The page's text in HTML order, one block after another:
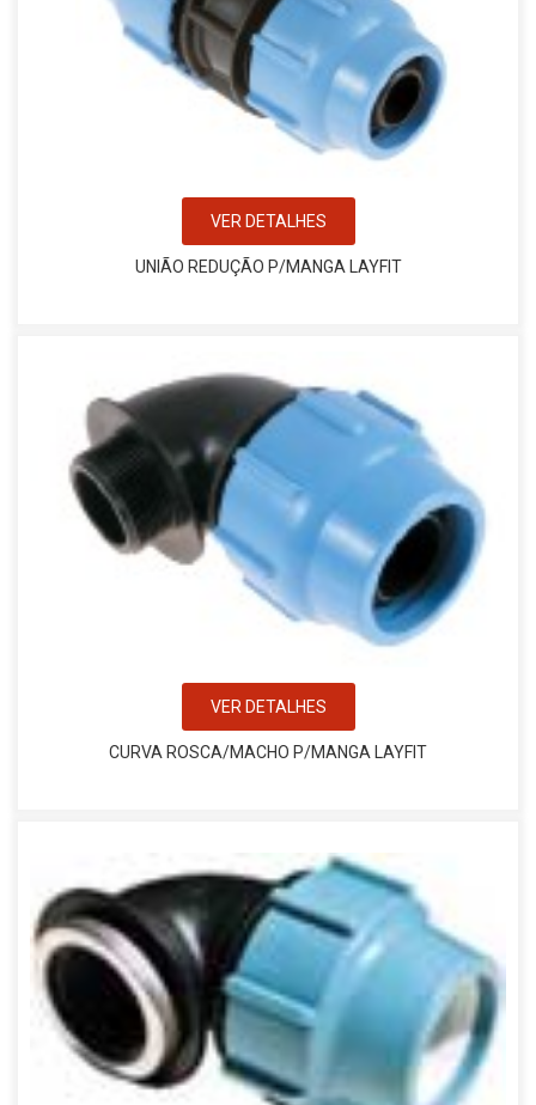
VER DETALHES
UNIÃO REDUÇÃO P/MANGA LAYFIT
VER DETALHES
CURVA ROSCA/MACHO P/MANGA LAYFIT